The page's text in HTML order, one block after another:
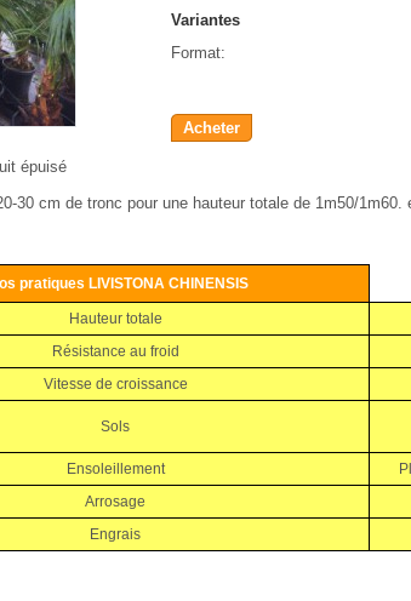
épuisé
Variantes
Format:
Acheter
30 cm de tronc pour une hauteur totale de 1m50/1m60.
pratiques LIVISTONA CHINENSIS
Hauteur totale
Résistance au froid
Vitesse de croissance
Sols
Ensoleillement
Arrosage
Engrais